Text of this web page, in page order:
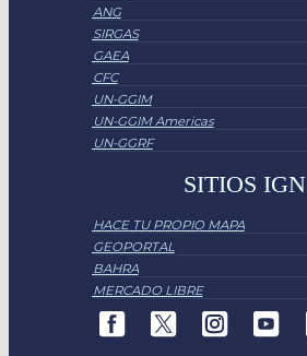
ANG
SIRGAS
GAEA
CFC
UN-GGIM
UN-GGIM Americas
UN-GGRF
SITIOS IGN
HACE TU PROPIO MAPA
GEOPORTAL
BAHRA
MERCADO LIBRE